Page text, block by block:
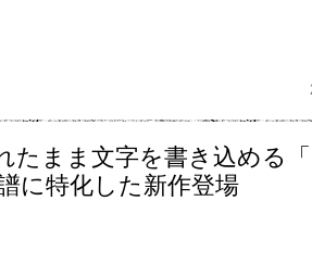
たまま文字を書き込める
に特化した新作登場